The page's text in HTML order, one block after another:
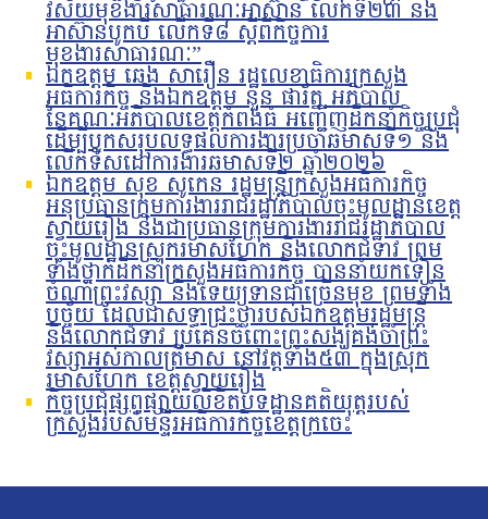
វិស័យមុខងារសាធារណៈអាស៊ាន លើកទី២៣ និង
អាស៊ានបូកបី លើកទី៨ ស្តីពីកិច្ចការ
មុខងារសាធារណៈ”
ឯកឧត្តម ឆេង សារឿន រដ្ឋលេខាធិការក្រសួង
អធិការកិច្ច និងឯកឧត្តម នួន ផារ័ត្ន អភិបាល
នៃគណៈអភិបាលខេត្តកំពង់ធំ អញ្ជើញដឹកនាំកិច្ចប្រជុំ
ដើម្បីបូកសរុបលទ្ធផលការងារប្រចាំឆមាសទី១ និង
លើកទិសដៅការងារឆមាសទី២ ឆ្នាំ២០២៦
ឯកឧត្តម សុខ សូកេន រដ្ឋមន្រ្តីក្រសួងអធិការកិច្ច
អនុប្រធានក្រុមការងាររាជរដ្ឋាភិបាលចុះមូលដ្ឋានខេត្ត
ស្វាយរៀង និងជាប្រធានក្រុមការងាររាជរដ្ឋាភិបាល
ចុះមូលដ្ឋានស្រុករមាសហែក និងលោកជំទាវ ព្រម
ទាំងថ្នាក់ដឹកនាំក្រសួងអធិការកិច្ច បាននាំយកទៀន
ចំណាំព្រះវស្សា និងទេយ្យទានជាច្រើនមុខ ព្រមទាំង
បច្ច័យ ដែលជាសទ្ធាជ្រះថ្លារបស់ឯកឧត្តមរដ្ឋមន្រ្តី
និងលោកជំទាវ ប្រគេនចំពោះព្រះសង្ឃគង់ចាំព្រះ
វស្សាអស់កាលត្រីមាស នៅវត្តទាំង៥៣ ក្នុងស្រុក
រមាសហែក ខេត្តស្វាយរៀង
កិច្ចប្រជុំផ្សព្វផ្សាយលិខិតបទដ្ឋានគតិយុត្តរបស់
ក្រសួងរបស់មន្ទីរអធិការកិច្ចខេត្តក្រចេះ